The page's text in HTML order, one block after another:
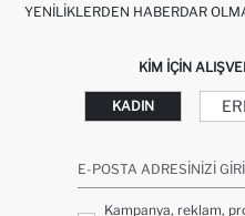
YENILIKLERDEN HABERDAR
KIM IÇIN
KADIN
E-POSTA ADRESINIZI
Kampanya, reklam,